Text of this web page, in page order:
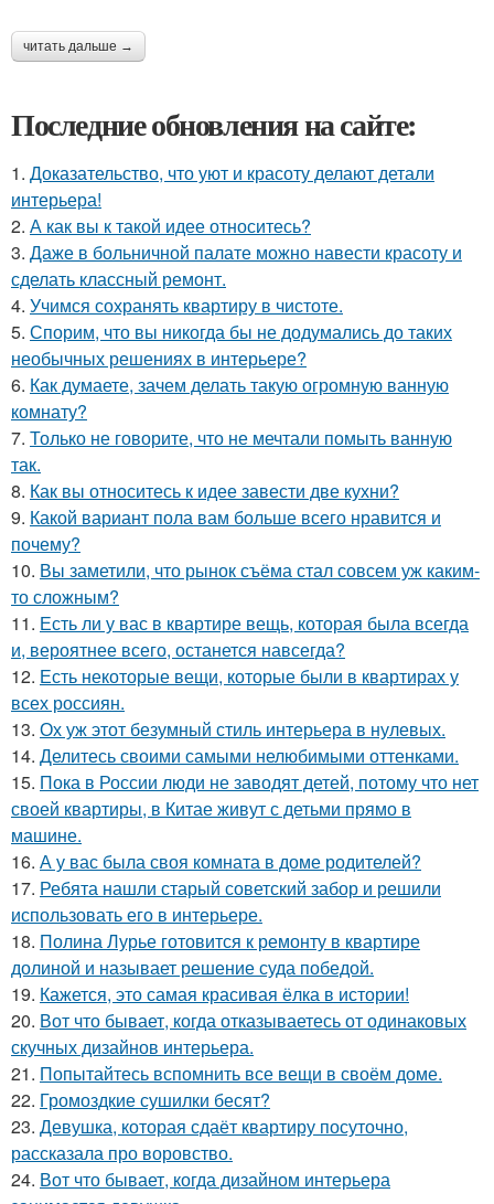
читать дальше →
Последние обновления на сайте:
1. Доказательство, что уют и красоту делают детали
интерьера!
2. А как вы к такой идее относитесь?
3. Даже в больничной палате можно навести красоту и
сделать классный ремонт.
4. Учимся сохранять квартиру в чистоте.
5. Спорим, что вы никогда бы не додумались до таких
необычных решениях в интерьере?
6. Как думаете, зачем делать такую огромную ванную
комнату?
7. Только не говорите, что не мечтали помыть ванную
так.
8. Как вы относитесь к идее завести две кухни?
9. Какой вариант пола вам больше всего нравится и
почему?
10. Вы заметили, что рынок съёма стал совсем уж каким-
то сложным?
11. Есть ли у вас в квартире вещь, которая была всегда
и, вероятнее всего, останется навсегда?
12. Есть некоторые вещи, которые были в квартирах у
всех россиян.
13. Ох уж этот безумный стиль интерьера в нулевых.
14. Делитесь своими самыми нелюбимыми оттенками.
15. Пока в России люди не заводят детей, потому что нет
своей квартиры, в Китае живут с детьми прямо в
машине.
16. А у вас была своя комната в доме родителей?
17. Ребята нашли старый советский забор и решили
использовать его в интерьере.
18. Полина Лурье готовится к ремонту в квартире
долиной и называет решение суда победой.
19. Кажется, это самая красивая ёлка в истории!
20. Вот что бывает, когда отказываетесь от одинаковых
скучных дизайнов интерьера.
21. Попытайтесь вспомнить все вещи в своём доме.
22. Громоздкие сушилки бесят?
23. Девушка, которая сдаёт квартиру посуточно,
рассказала про воровство.
24. Вот что бывает, когда дизайном интерьера